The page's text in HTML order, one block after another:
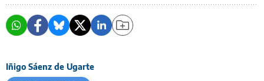
Iñigo Sáenz de Ugarte